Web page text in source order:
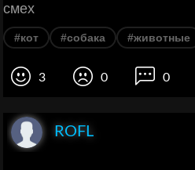
смех
#кот #собака #животные
3 0 0
ROFL